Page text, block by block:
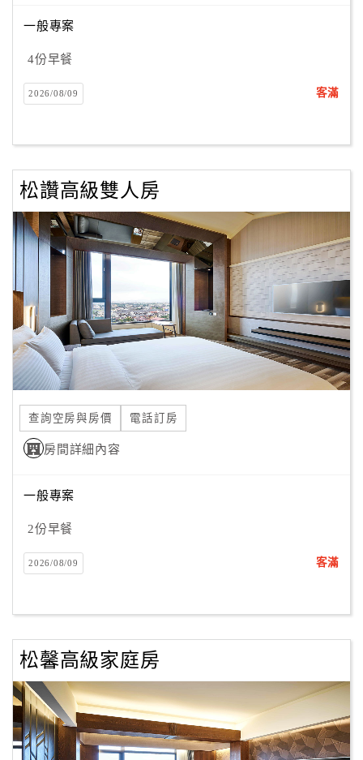
提
案
飯
店
作
廠
商
合
作
伴
計
劃
品
宣
傳
一般專案
4份早餐
2026/08/09 客滿
松讚高級雙人房
查詢空房與房價 電話訂房
房間詳細內容
一般專案
2份早餐
2026/08/09 客滿
松馨高級家庭房